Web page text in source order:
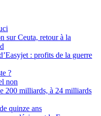
sur Ceuta, retour à la
: profits de la guerre
?
non
200 milliards, à 24 milliards
quinze ans